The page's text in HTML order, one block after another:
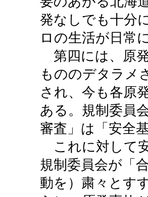
発なしでも十分
ロの生活が日常
第四には、原
もののデタラメ
され、今も各原
ある。規制委員
審査」は「安全
これに対して
規制委員会が「
動を）粛々とす